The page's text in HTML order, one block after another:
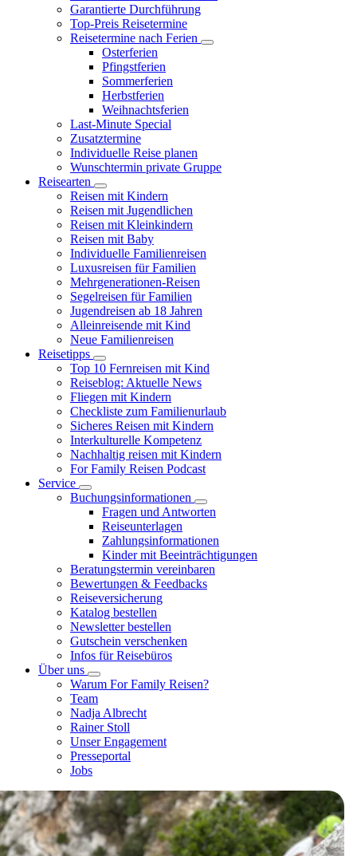
Garantierte Durchführung
Top-Preis Reisetermine
Reisetermine nach Ferien
Osterferien
Pfingstferien
Sommerferien
Herbstferien
Weihnachtsferien
Last-Minute Special
Zusatztermine
Individuelle Reise planen
Wunschtermin private Gruppe
Reisearten
Reisen mit Kindern
Reisen mit Jugendlichen
Reisen mit Kleinkindern
Reisen mit Baby
Individuelle Familienreisen
Luxusreisen für Familien
Mehrgenerationen-Reisen
Segelreisen für Familien
Jugendreisen ab 18 Jahren
Alleinreisende mit Kind
Neue Familienreisen
Reisetipps
Top 10 Fernreisen mit Kind
Reiseblog: Aktuelle News
Fliegen mit Kindern
Checkliste zum Familienurlaub
Sicheres Reisen mit Kindern
Interkulturelle Kompetenz
Nachhaltig reisen mit Kindern
For Family Reisen Podcast
Service
Buchungsinformationen
Fragen und Antworten
Reiseunterlagen
Zahlungsinformationen
Kinder mit Beeinträchtigungen
Beratungstermin vereinbaren
Bewertungen & Feedbacks
Reiseversicherung
Katalog bestellen
Newsletter bestellen
Gutschein verschenken
Infos für Reisebüros
Über uns
Warum For Family Reisen?
Team
Nadja Albrecht
Rainer Stoll
Unser Engagement
Presseportal
Jobs